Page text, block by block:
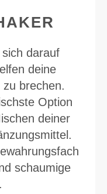
darauf
deine
brechen.
Option
deiner
schaumige